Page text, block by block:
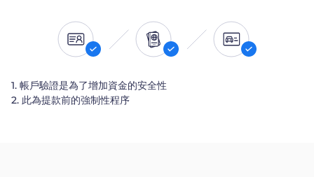
1. 帳戶驗證是為了增加資金的安全性
2. 此為提款前的強制性程序